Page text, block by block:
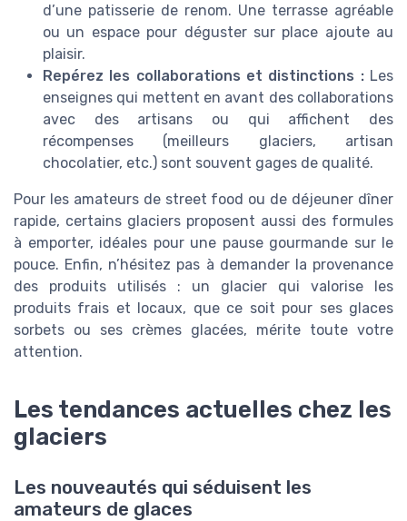
d’une patisserie de renom. Une terrasse agréable
ou un espace pour déguster sur place ajoute au
plaisir.
Repérez les collaborations et distinctions :Les
enseignes qui mettent en avant des collaborations
avec des artisans ou qui affichent des
récompenses (meilleurs glaciers, artisan
chocolatier, etc.) sont souvent gages de qualité.
Pour les amateurs de street food ou de déjeuner dîner
rapide, certains glaciers proposent aussi des formules
à emporter, idéales pour une pause gourmande sur le
pouce. Enfin, n’hésitez pas à demander la provenance
des produits utilisés : un glacier qui valorise les
produits frais et locaux, que ce soit pour ses glaces
sorbets ou ses crèmes glacées, mérite toute votre
attention.
Les tendances actuelles chez les
glaciers
Les nouveautés qui séduisent les
amateurs de glaces